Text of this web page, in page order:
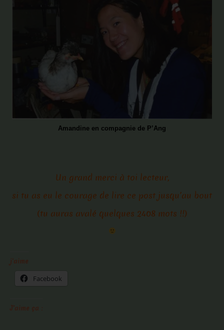
Amandine en compagnie de P’Ang
Un grand merci à toi lecteur,
si tu as eu le courage de lire ce post jusqu’au bout
(tu auras avalé quelques 2408 mots !!)
Facebook